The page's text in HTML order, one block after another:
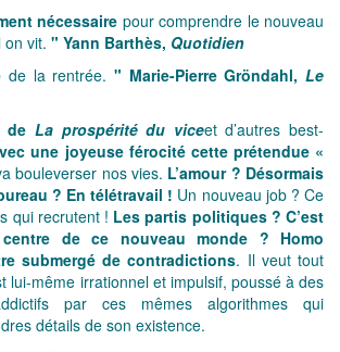
nécessaire pour comprendre le nouveau
on vit. " Yann Barthès, Quotidien
de la rentrée. " Marie-Pierre Gröndahl,Le
de La prospérité du viceet d’autres best-
une joyeuse férocité cette prétendue «
bouleverser nos vies. L’amour ? Désormais
? En télétravail ! Un nouveau job ? Ce
qui recrutent ! Les partis politiques ? C’est
de ce nouveau monde ? Homo
submergé de contradictions. Il veut tout
lui-même irrationnel et impulsif, poussé à des
par ces mêmes algorithmes qui
détails de son existence.